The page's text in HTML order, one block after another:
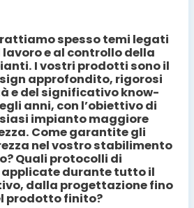
spesso temi legati
e al controllo della
I vostri prodotti sono il
approfondito, rigorosi
e del significativo know-
anni, con l’obiettivo di
impianto maggiore
Come garantite gli
nel vostro stabilimento
Quali protocolli di
durante tutto il
dalla progettazione fino
prodotto finito?